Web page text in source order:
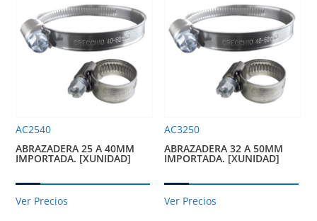
AC2540
ABRAZADERA 25 A 40MM
IMPORTADA. [XUNIDAD]
Ver Precios
AC3250
ABRAZADERA 32 A 50MM
IMPORTADA. [XUNIDAD]
Ver Precios